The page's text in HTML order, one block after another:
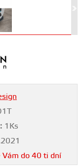
1Ks
Vám do 40 ti dní